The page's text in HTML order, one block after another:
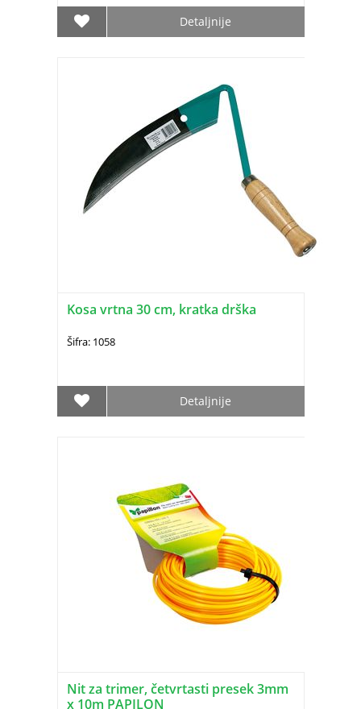
Detaljnije
Kosa vrtna 30 cm, kratka drška
Šifra: 1058
Detaljnije
Nit za trimer, četvrtasti presek 3mm
x 10m PAPILON